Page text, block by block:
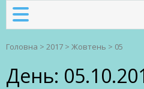
Головна > 2017 > Жовтень > 05
День: